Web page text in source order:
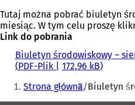
Tutaj można pobrać biuletyn
miesiąc. W tym celu proszę
Link do pobrania
Biuletyn środowiskowy –
PDF-Plik 172,96 kB
Jesteś
tutaj:
Strona główna Biuletyn